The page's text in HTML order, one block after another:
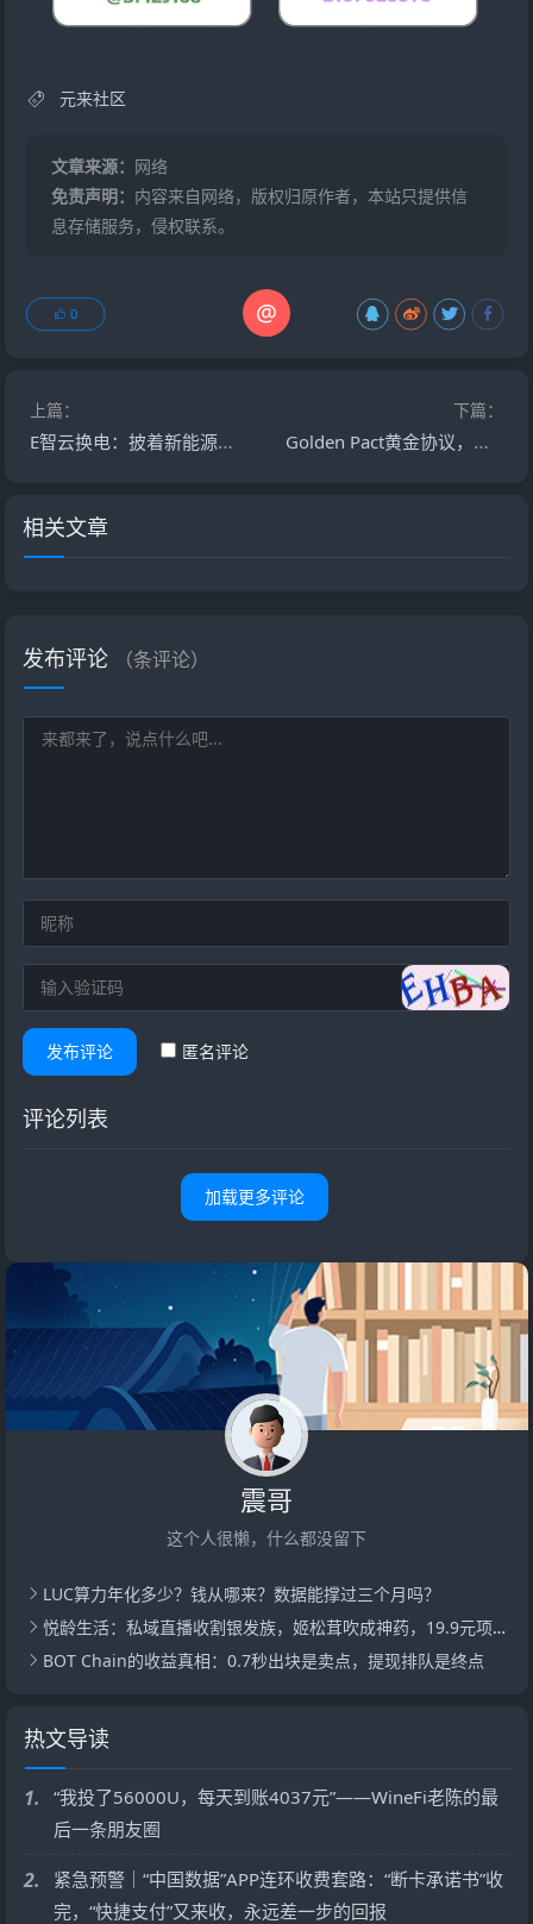
元来社区
文章来源： 网络
免责声明： 内容来自网络，版权归原作者，本站只提供信
息存储服务，侵权联系。
@
0
上篇：
E智云换电：披着新能源外衣的韭菜收割机，现在已经在好几个城市开始圈钱了！
下篇：
Golden Pact黄金协议，击鼓传花的虚拟币资金盘庞氏游戏！
相关文章
发布评论 （条评论）
发布评论 匿名评论
评论列表
加载更多评论
震哥
这个人很懒，什么都没留下
LUC算力年化多少？钱从哪来？数据能撑过三个月吗？
悦龄生活：私域直播收割银发族，姬松茸吹成神药，19.9元项链敢称真玉
BOT Chain的收益真相：0.7秒出块是卖点，提现排队是终点
热文导读
1.
“我投了56000U，每天到账4037元”——WineFi老陈的最
后一条朋友圈
2.
紧急预警｜“中国数据”APP连环收费套路：“断卡承诺书”收
完，“快捷支付”又来收，永远差一步的回报